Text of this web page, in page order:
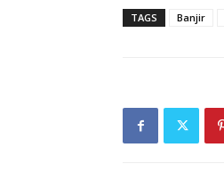
TAGS Banjir